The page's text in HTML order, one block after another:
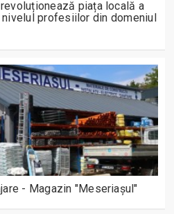
piața locală a
profesiilor din domeniul
- Magazin "Meseriașul"